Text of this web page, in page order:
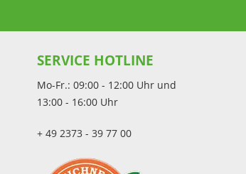
SERVICE HOTLINE
Mo-Fr.: 09:00 - 12:00 Uhr und
13:00 - 16:00 Uhr
+ 49 2373 - 39 77 00